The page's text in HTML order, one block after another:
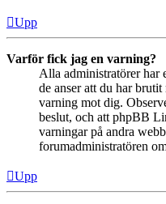
Upp
Varför fick jag en varning?
Alla administratörer har
de anser att du har
varning mot dig.
beslut, och att phpBB
varningar på andra
forumadministratören
Upp